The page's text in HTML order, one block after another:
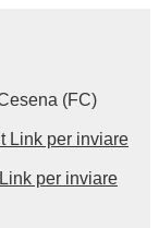
(FC)
Link per inviare
Link per inviare